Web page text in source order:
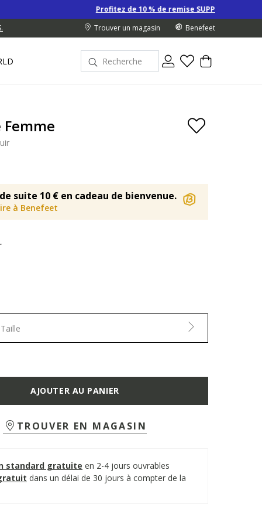
Profitez de 10 % de remise SUPPLÉMENTAIRE sur les
Trouver un magasin Benefeet
suite 10 € en cadeau de bienvenue.
à Benefeet
AJOUTER AU PANIER
TROUVER EN MAGASIN
standard gratuite en 2-4 jours ouvrables
dans un délai de 30 jours à compter de la